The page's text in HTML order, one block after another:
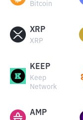
Bitcoin
XRP
XRP
KEEP
Keep
Network
AMP